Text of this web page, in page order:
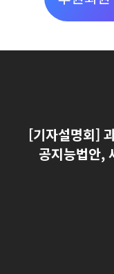
기
[기자설명회]
공지능법안,